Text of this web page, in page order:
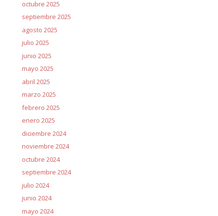
octubre 2025
septiembre 2025
agosto 2025
julio 2025
junio 2025
mayo 2025
abril 2025
marzo 2025
febrero 2025
enero 2025
diciembre 2024
noviembre 2024
octubre 2024
septiembre 2024
julio 2024
junio 2024
mayo 2024